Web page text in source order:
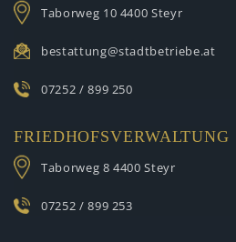
Taborweg 10 4400 Steyr
bestattung@stadtbetriebe.at
07252 / 899 250
FRIEDHOFSVERWALTUNG
Taborweg 8 4400 Steyr
07252 / 899 253